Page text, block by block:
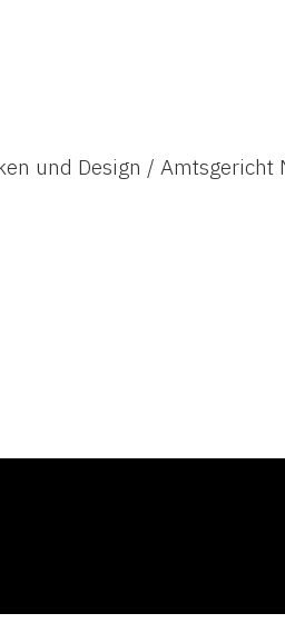
und Design / Amtsgericht